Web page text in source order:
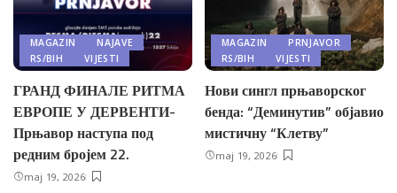
MAGAZIN
NAJAVE
RS/BIH
VIJESTI
ГРАНД ФИНАЛЕ РИТМА
ЕВРОПЕ У ДЕРВЕНТИ-
Прњавор наступа под
редним бројем 22.
maj 19, 2026
MAGAZIN
PRNJAVOR
RS/BIH
VIJESTI
Нови сингл прњаворског
бенда: “Деминутив” објавио
мистичну “Клетву”
maj 19, 2026